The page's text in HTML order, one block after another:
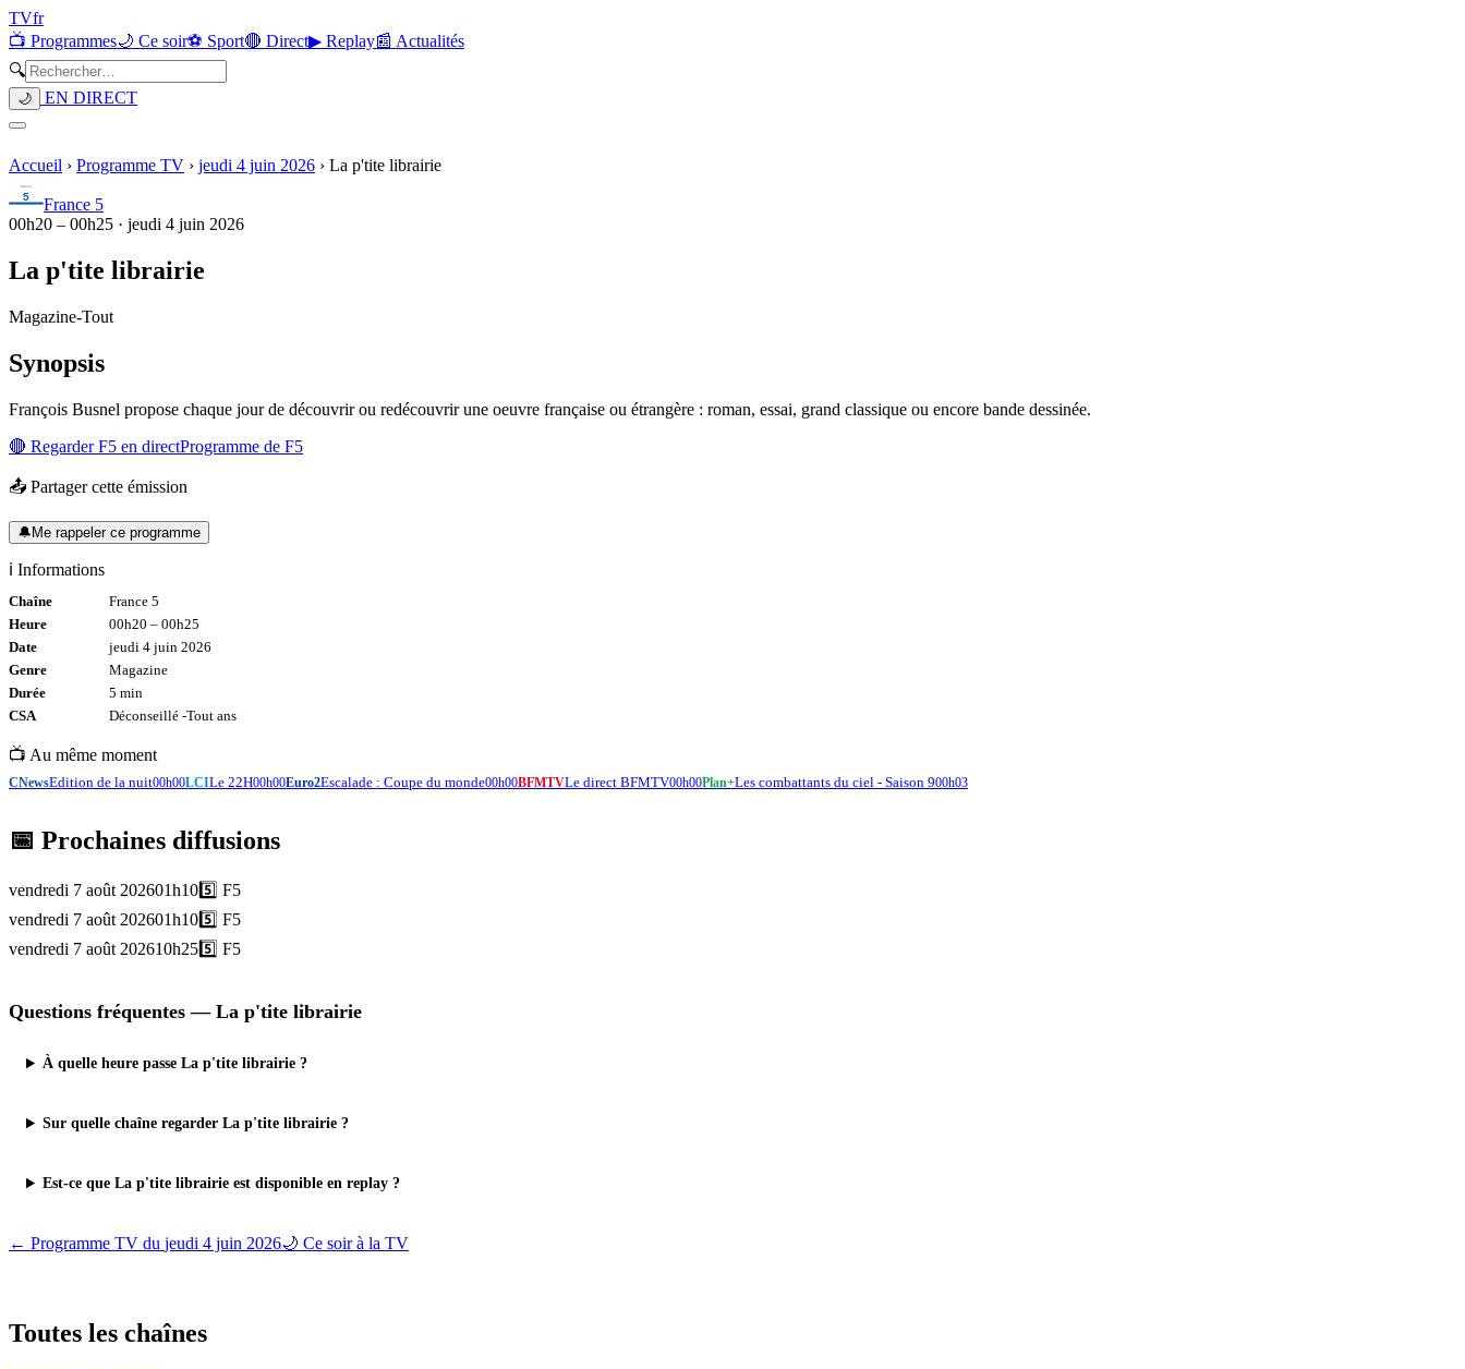
TVfr
📺 Programmes🌙 Ce soir⚽ Sport🔴 Direct▶ Replay📰 Actualités
🔍
🌙 EN DIRECT
Accueil › Programme TV › jeudi 4 juin 2026 › La p'tite librairie
France 5
00h20 – 00h25 · jeudi 4 juin 2026
La p'tite librairie
Magazine-Tout
Synopsis
François Busnel propose chaque jour de découvrir ou redécouvrir une oeuvre française ou étrangère : roman, essai, grand classique ou encore bande dessinée.
🔴 RegarderF5 en directProgramme de F5
📤 Partager cette émission
🔔Me rappeler ce programme
ℹ️ Informations
Chaîne
France 5
Heure
00h20 – 00h25
Date
jeudi 4 juin 2026
Genre
Magazine
Durée
5 min
CSA
Déconseillé -Tout ans
📺 Au même moment
CNewsEdition de la nuit00h00LCILe 22H00h00Euro2Escalade : Coupe du monde00h00BFMTVLe direct BFMTV00h00Plan+Les combattants du ciel - Saison 900h03
📅 Prochaines diffusions
vendredi 7 août 202601h105️⃣ F5
vendredi 7 août 202601h105️⃣ F5
vendredi 7 août 202610h255️⃣ F5
Questions fréquentes — La p'tite librairie
À quelle heure passe La p'tite librairie ?
Sur quelle chaîne regarder La p'tite librairie ?
Est-ce que La p'tite librairie est disponible en replay ?
← Programme TV du jeudi 4 juin 2026🌙 Ce soir à la TV
Toutes les chaînes